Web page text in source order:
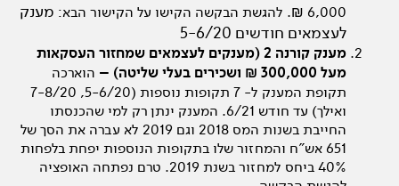
6,000 ₪. להגשת הבקשה הקישו על הקישור הבא:
מענק
לעצמאים חודשים 5-6/20
מענק קורנה 2 (מענקים לעצמאים שמחזור העסקאות
מעל 300,000 ₪ ושכירים בעלי שליטה) –
הוארכה
תקופת המענק ל- 7 תקופות נוספות (5-6/20, 7-8/20
ואילך) עד חודש 6/21. המענק ינתן רק למי שהכנסתו
החייבת בשנות המס 2018 וגם 2019 לא עברה את הסך של
651 אש"ח והמחזור שלו בתקופות הנוספות יפחת בלפחות
40% ביחס למחזור בשנת 2019. טרם נפתחה האופציה